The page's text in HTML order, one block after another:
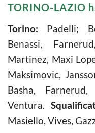
TORINO-LAZIO
Torino: Padelli;
Benassi,
Martinez, Maxi
Maksimovic,
Basha,
Ventura.
Masiello, Vives,